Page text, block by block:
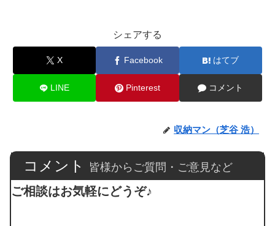
シェアする
X Facebook はてブ
LINE Pinterest コメント
収納マン（芝谷 浩）
コメント 皆様からご質問・ご意見など
ご相談はお気軽にどうぞ♪